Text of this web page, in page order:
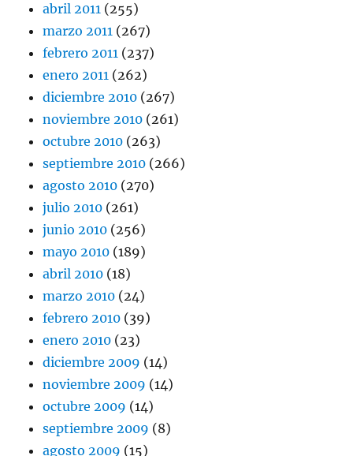
abril 2011 (255)
marzo 2011 (267)
febrero 2011 (237)
enero 2011 (262)
diciembre 2010 (267)
noviembre 2010 (261)
octubre 2010 (263)
septiembre 2010 (266)
agosto 2010 (270)
julio 2010 (261)
junio 2010 (256)
mayo 2010 (189)
abril 2010 (18)
marzo 2010 (24)
febrero 2010 (39)
enero 2010 (23)
diciembre 2009 (14)
noviembre 2009 (14)
octubre 2009 (14)
septiembre 2009 (8)
agosto 2009 (15)